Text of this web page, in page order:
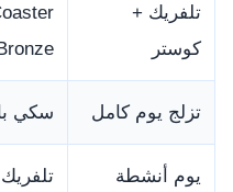
تلفريك +
كوستر
تزلج يوم كامل سكي
يوم أنشطة